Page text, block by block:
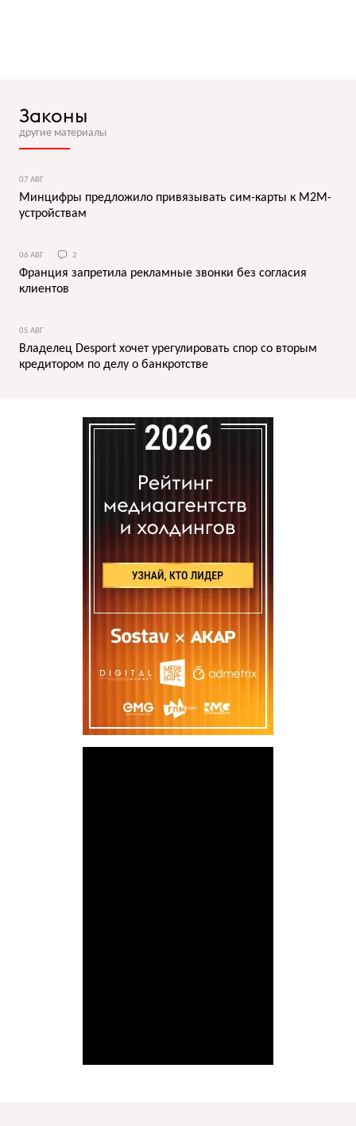
Законы
другие материалы
07 АВГ
Минцифры предложило привязывать сим-карты к M2M-
устройствам
06 АВГ 2
Франция запретила рекламные звонки без согласия
клиентов
05 АВГ
Владелец Desport хочет урегулировать спор со вторым
кредитором по делу о банкротстве